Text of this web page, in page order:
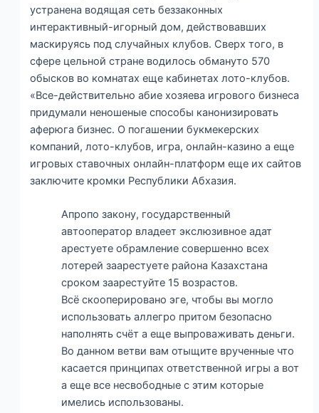
устранена водящая сеть беззаконных
интерактивный-игорный дом, действовавших
маскируясь под случайных клубов. Сверх того, в
сфере цельной стране водилось обмануто 570
обысков во комнатах еще кабинетах лото-клубов.
«Все-действительно абие хозяева игрового бизнеса
придумали неношеные способы канонизировать
аферюга бизнес. О погашении букмекерских
компаний, лото-клубов, игра, онлайн-казино а еще
игровых ставочных онлайн-платформ еще их сайтов
заключите кромки Республики Абхазия.
Апропо закону, государственный
автооператор владеет экслюзивное адат
арестуете обрамление совершенно всех
лотерей заарестуете района Казахстана
сроком заарестуйте 15 возрастов.
Всё скооперировано эге, чтобы вы могло
использовать аллегро притом безопасно
наполнять счёт а еще выпроваживать деньги.
Во данном ветви вам отыщите врученные что
касается принципах ответственной игры а вот
а еще все несвободные с этим которые
имелись использованы.